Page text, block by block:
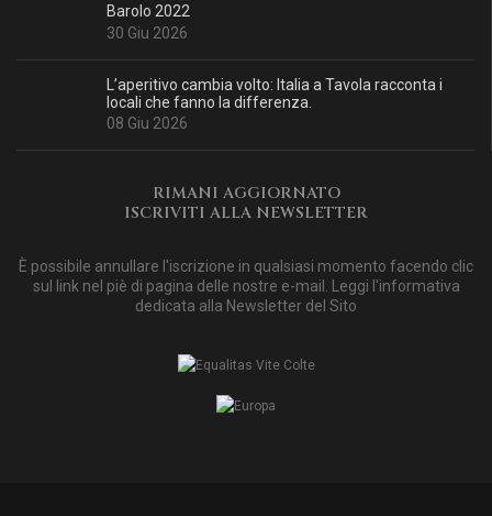
Barolo 2022
30 Giu 2026
L’aperitivo cambia volto: Italia a Tavola racconta i
locali che fanno la differenza.
08 Giu 2026
RIMANI AGGIORNATO
ISCRIVITI ALLA NEWSLETTER
È possibile annullare l'iscrizione in qualsiasi momento facendo clic
sul link nel piè di pagina delle nostre e-mail. Leggi l'informativa
dedicata alla Newsletter del Sito